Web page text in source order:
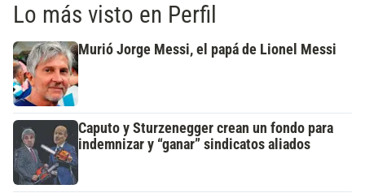
Lo más visto en Perfil
Murió Jorge Messi, el papá de Lionel Messi
Caputo y Sturzenegger crean un fondo para
indemnizar y “ganar” sindicatos aliados